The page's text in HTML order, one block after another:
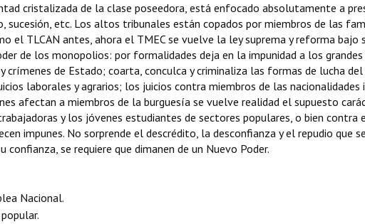
cristalizada de la clase poseedora, está enfocado absolutamente a
sucesión, etc. Los altos tribunales están copados por miembros de las
el TLCAN antes, ahora el TMEC se vuelve la ley suprema y reforma bajo
de los monopolios: por formalidades deja en la impunidad a los
crímenes de Estado; coarta, conculca y criminaliza las formas de lucha
laborales y agrarios; los juicios contra miembros de las nacionalidades
afectan a miembros de la burguesía se vuelve realidad el supuesto
y los jóvenes estudiantes de sectores populares, o bien
impunes. No sorprende el descrédito, la desconfianza y el repudio que
se requiere que dimanen de un Nuevo Poder.
Nacional.